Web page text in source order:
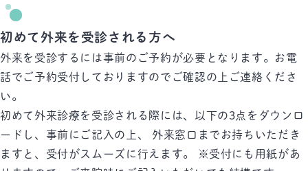
初めて外来を受診される方へ
外来を受診するには事前のご予約が必要となります。お電
話でご予約受付しておりますのでご確認の上ご連絡くださ
い。
初めて外来診療を受診される際には、以下の3点をダウンロ
ードし、事前にご記入の上、 外来窓口までお持ちいただき
ますと、受付がスムーズに行えます。 ※受付にも用紙があ